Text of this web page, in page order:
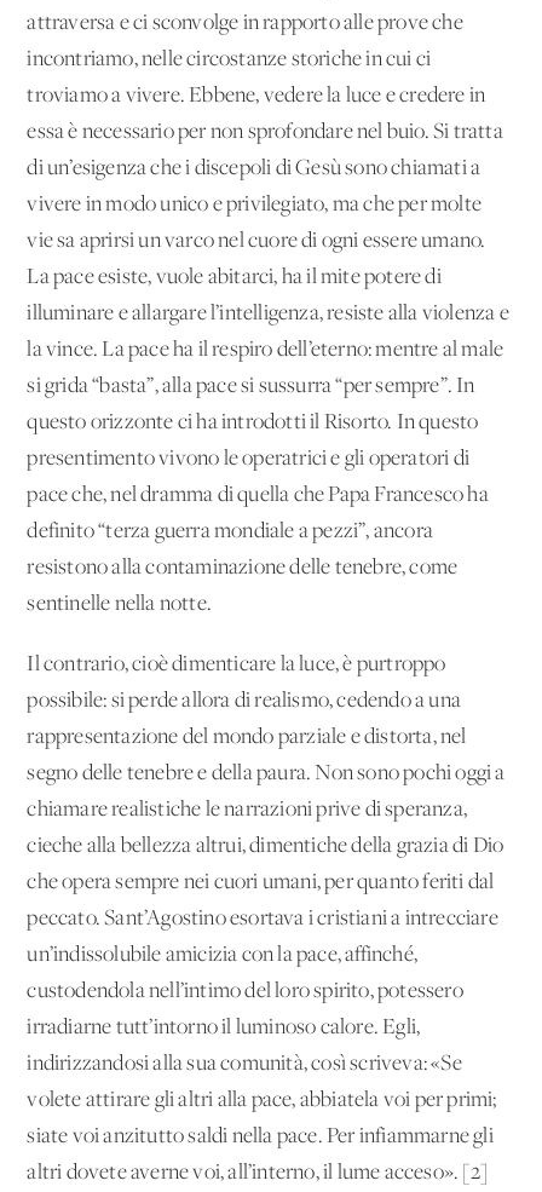
attraversa e ci sconvolge in rapporto alle prove che
incontriamo, nelle circostanze storiche in cui ci
troviamo a vivere. Ebbene, vedere la luce e credere in
essa è necessario per non sprofondare nel buio. Si tratta
di un’esigenza che i discepoli di Gesù sono chiamati a
vivere in modo unico e privilegiato, ma che per molte
vie sa aprirsi un varco nel cuore di ogni essere umano.
La pace esiste, vuole abitarci, ha il mite potere di
illuminare e allargare l’intelligenza, resiste alla violenza e
la vince. La pace ha il respiro dell’eterno: mentre al male
si grida “basta”, alla pace si sussurra “per sempre”. In
questo orizzonte ci ha introdotti il Risorto. In questo
presentimento vivono le operatrici e gli operatori di
pace che, nel dramma di quella che Papa Francesco ha
definito “terza guerra mondiale a pezzi”, ancora
resistono alla contaminazione delle tenebre, come
sentinelle nella notte.
Il contrario, cioè dimenticare la luce, è purtroppo
possibile: si perde allora di realismo, cedendo a una
rappresentazione del mondo parziale e distorta, nel
segno delle tenebre e della paura. Non sono pochi oggi a
chiamare realistiche le narrazioni prive di speranza,
cieche alla bellezza altrui, dimentiche della grazia di Dio
che opera sempre nei cuori umani, per quanto feriti dal
peccato. Sant’Agostino esortava i cristiani a intrecciare
un’indissolubile amicizia con la pace, affinché,
custodendola nell’intimo del loro spirito, potessero
irradiarne tutt’intorno il luminoso calore. Egli,
indirizzandosi alla sua comunità, così scriveva: «Se
volete attirare gli altri alla pace, abbiatela voi per primi;
siate voi anzitutto saldi nella pace. Per infiammarne gli
altri dovete averne voi, all’interno, il lume acceso». [2]